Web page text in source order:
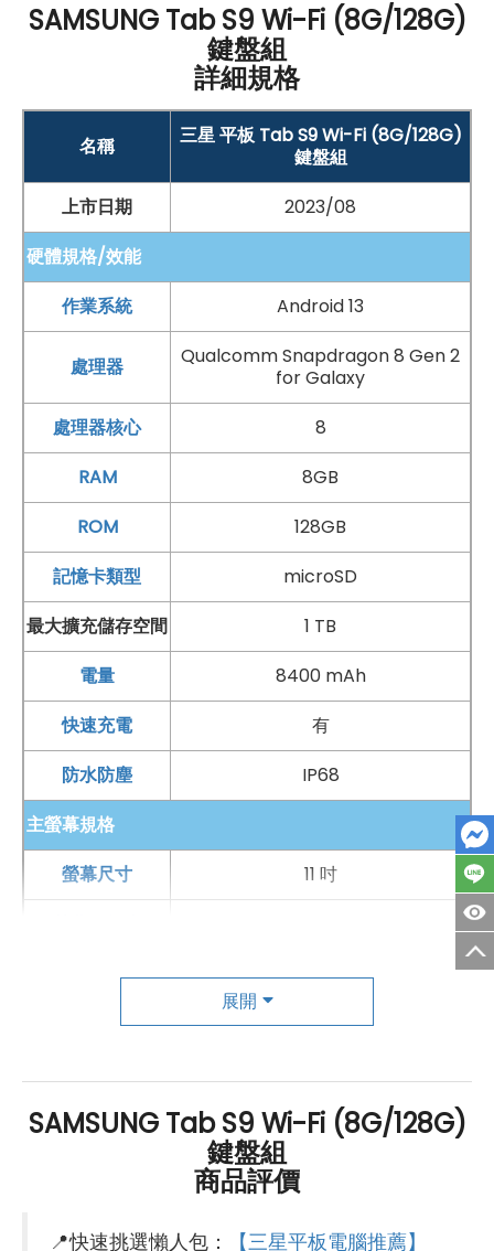
手機哪裡買價格最便宜划算有保障?
如果想要買到價格最便宜划算又有保障的手機當然要到
傑
昇通信！傑昇通信是全台最大且經營30多年通信連鎖，挑
戰手機市場最低價，保證原廠公司貨，還送千元尊榮卡及
好禮抽獎卷，續約/攜碼
百間門市，一間購買連鎖服務，一次購買終生服務，售後
免擔心購買有保障，買手機來傑昇好節省！
SAMSUNG Tab S9 Wi-Fi (8G/128G)
鍵盤組
詳細規格
名稱
三星 平板 Tab S9 Wi-Fi (8G/128G)
鍵盤組
上市日期
2023/08
硬體規格/效能
作業系統
Android 13
處理器
Qualcomm Snapdragon 8 Gen 2
for Galaxy
處理器核心
8
RAM
8GB
ROM
128GB
記憶卡類型
microSD
最大擴充儲存空間
1 TB
電量
8400 mAh
快速充電
有
防水防塵
IP68
主螢幕規格
螢幕尺寸
11 吋
螢幕材質
Dynamic AMOLED 2X
螢幕更新率
120 Hz
第一主相機畫素
1300 萬畫素
4K（30fps）
展開
SAMSUNG Tab S9 Wi-Fi (8G/128G)
鍵盤組
商品評價
📍快速挑選懶人包： 【三星平板電腦推薦】